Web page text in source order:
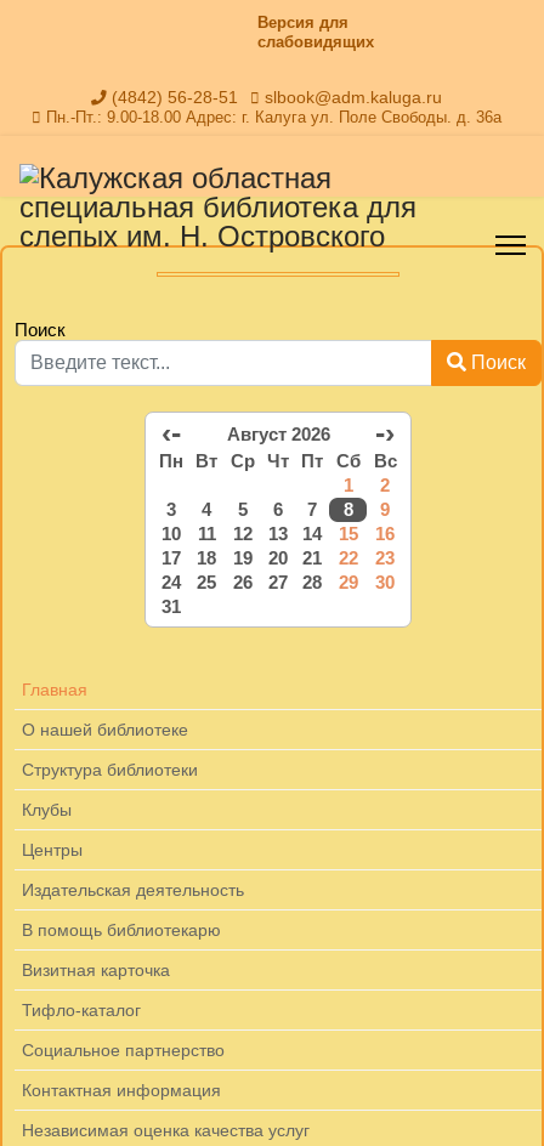
Версия для
слабовидящих
(4842) 56-28-51 slbook@adm.kaluga.ru
Пн.-Пт.: 9.00-18.00 Адрес: г. Калуга ул. Поле Свободы. д. 36а
Поиск
Поиск
‹- Август 2026 -›
Пн Вт Ср Чт Пт Сб
Вс
1
2
3
4 5 6 7 8
9
10
11 12 13 14 15
16
17
18 19 20 21 22
23
24
25 26 27 28 29
30
31
Главная
О нашей библиотеке
Структура библиотеки
Клубы
Центры
Издательская деятельность
В помощь библиотекарю
Визитная карточка
Тифло-каталог
Социальное партнерство
Контактная информация
Независимая оценка качества услуг